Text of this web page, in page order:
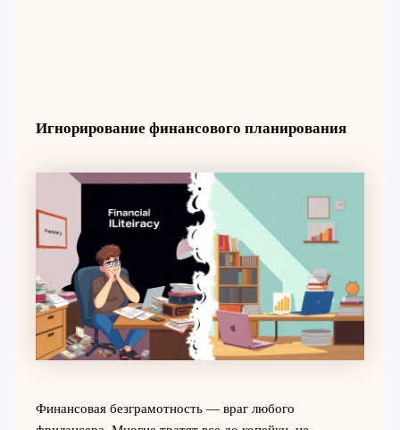
Игнорирование финансового планирования
Финансовая безграмотность — враг любого